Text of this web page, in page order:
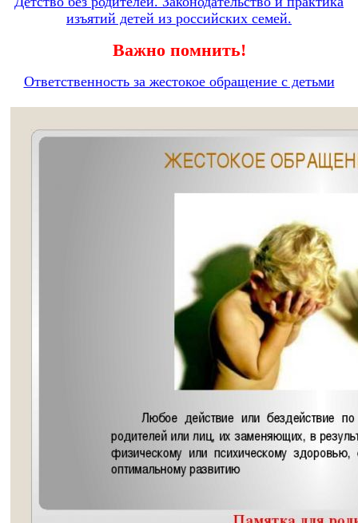
изъятий детей из российских семей.
Важно помнить!
Ответственность за жестокое обращение с детьми